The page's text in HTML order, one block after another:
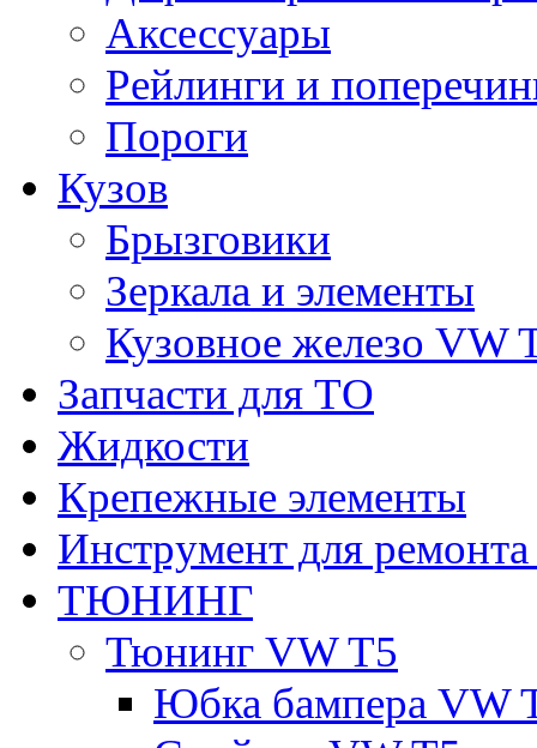
Аксессуары
Рейлинги и
Пороги
Кузов
Брызговики
Зеркала и элементы
Кузовное железо VW
Запчасти для ТО
Жидкости
Крепежные элементы
Инструмент для
ТЮНИНГ
Тюнинг VW T5
Юбка бампера VW